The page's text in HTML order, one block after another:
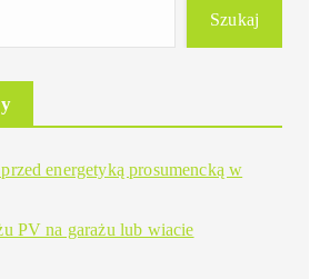
Szukaj
energetyką prosumencką w
PV na garażu lub wiacie